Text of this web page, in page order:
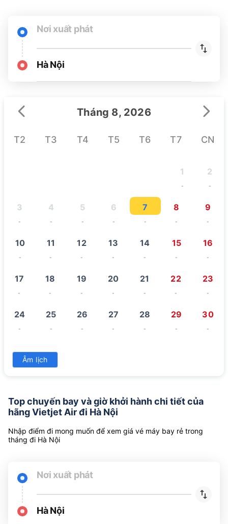
Nơi xuất phát
Hà Nội
Tháng 8, 2026
T2 T3 T4 T5 T6 T7 CN
1
-
2
-
3
-
4
-
5
-
6
-
7
-
8
-
9
-
10
-
11
-
12
-
13
-
14
-
15
-
16
-
17
-
18
-
19
-
20
-
21
-
22
-
23
-
24
-
25
-
26
-
27
-
28
-
29
-
30
-
31
Âm lịch
Top chuyến bay và giờ khởi hành chi tiết của
hãng Vietjet Air đi Hà Nội
Nhập điểm đi mong muốn để xem giá vé máy bay rẻ trong
tháng đi Hà Nội
Nơi xuất phát
Hà Nội